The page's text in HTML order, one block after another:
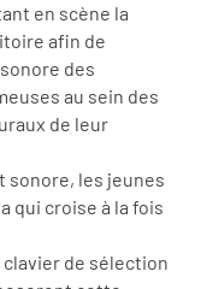
en scène la
afin de
des
au sein des
de leur
sonore, les jeunes
qui croise à la fois
clavier de sélection